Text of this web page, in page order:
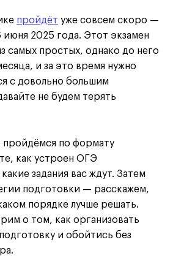
пройдёт уже совсем скоро —
июня 2025 года. Этот экзамен
самых простых, однако до него
и за это время нужно
с довольно большим
не будем терять
пройдёмся по формату
как устроен ОГЭ
задания вас ждут. Затем
подготовки — расскажем,
порядке лучше решать.
о том, как организовать
и обойтись без